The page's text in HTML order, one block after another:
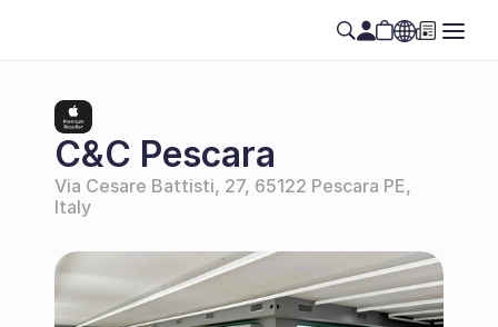
SE
C&C Pescara
Via Cesare Battisti, 27, 65122 Pescara PE,
Italy